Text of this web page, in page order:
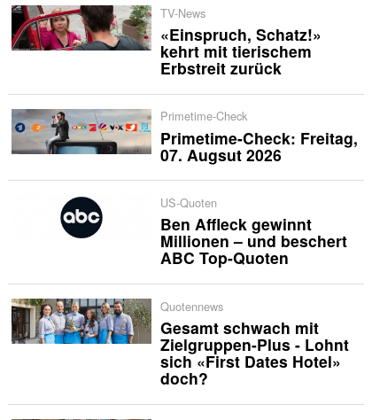
TV-News
«Einspruch, Schatz!»
kehrt mit tierischem
Erbstreit zurück
Primetime-Check
Primetime-Check: Freitag,
07. Augsut 2026
US-Quoten
Ben Affleck gewinnt
Millionen – und beschert
ABC Top-Quoten
Quotennews
Gesamt schwach mit
Zielgruppen-Plus - Lohnt
sich «First Dates Hotel»
doch?